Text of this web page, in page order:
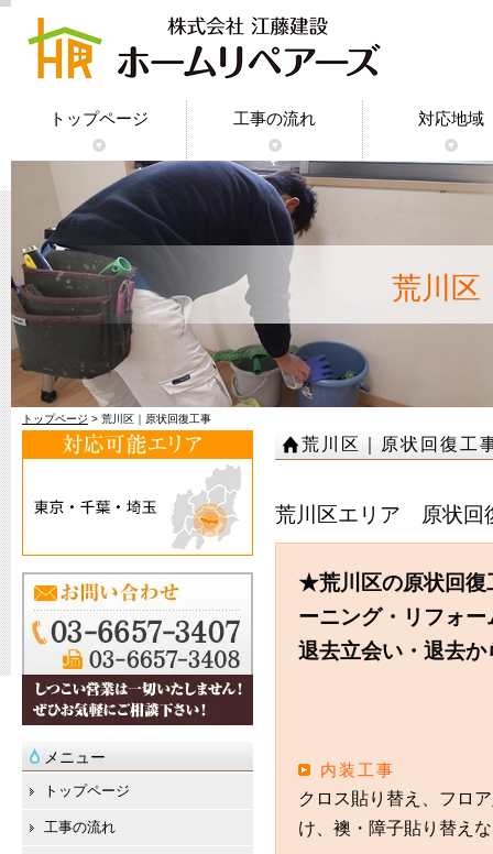
トップページ 工事の流れ 対応地域
東京都｜
千葉県｜
埼玉県｜
神奈川県｜
荒川区
トップページ > 荒川区｜原状回復工事
荒川区｜原状回復工
荒川区エリア 原状回
★荒川区の原状回復
ーニング・リフォ
退去立会い・退去
内装工事
クロス貼り替え、フロ
け、襖・障子貼り替え
メニュー
トップページ
工事の流れ